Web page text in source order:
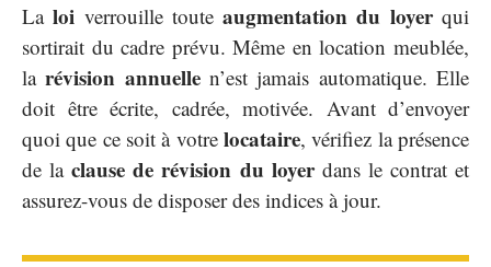
Laloi verrouille touteaugmentation du loyerqui
sortirait du cadre prévu. Même en location meublée,
larévision annuellen’est jamais automatique. Elle
doit être écrite, cadrée, motivée. Avant d’envoyer
quoi que ce soit à votre locataire, vérifiez la présence
de laclause de révision du loyerdans le contrat et
assurez-vous de disposer des indices à jour.